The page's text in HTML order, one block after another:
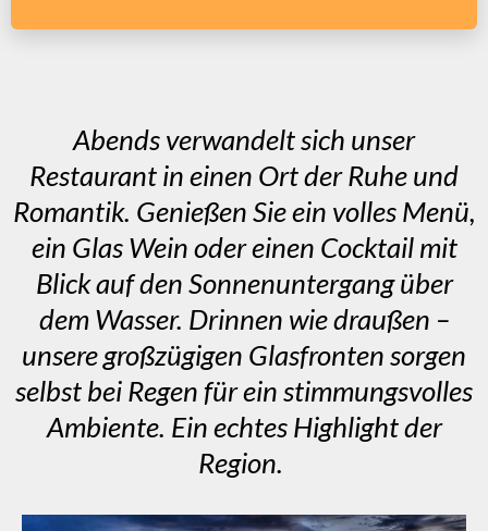
Abends verwandelt sich unser
Restaurant in einen Ort der Ruhe und
Romantik. Genießen Sie ein volles Menü,
ein Glas Wein oder einen Cocktail mit
Blick auf den Sonnenuntergang über
dem Wasser. Drinnen wie draußen –
unsere großzügigen Glasfronten sorgen
selbst bei Regen für ein stimmungsvolles
Ambiente. Ein echtes Highlight der
Region.